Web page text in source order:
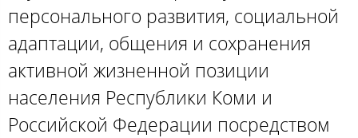
персонального развития, социальной
адаптации, общения и сохранения
активной жизненной позиции
населения Республики Коми и
Российской Федерации посредством